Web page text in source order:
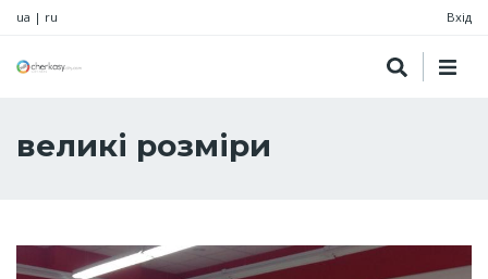
ua | ru Вхід
великі розміри